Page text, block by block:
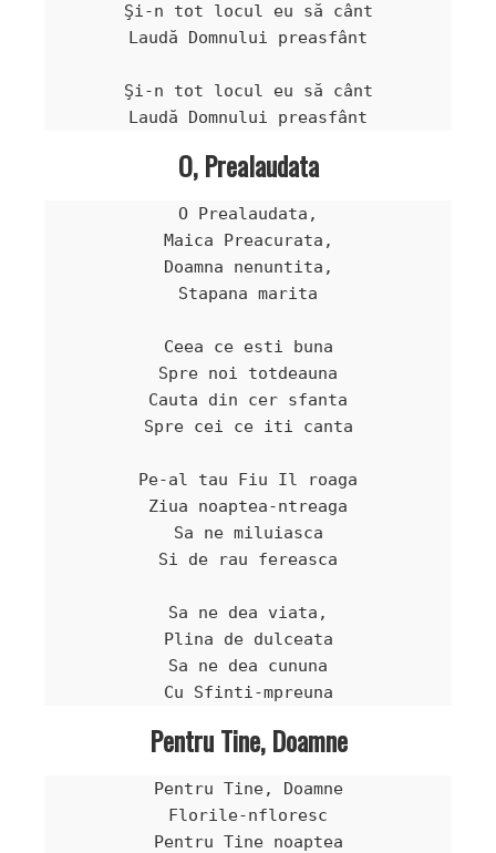
Şi-n tot locul eu să cânt
Laudă Domnului preasfânt
Şi-n tot locul eu să cânt
Laudă Domnului preasfânt
O, Prealaudata
O Prealaudata,
Maica Preacurata,
Doamna nenuntita,
Stapana marita
Ceea ce esti buna
Spre noi totdeauna
Cauta din cer sfanta
Spre cei ce iti canta
Pe-al tau Fiu Il roaga
Ziua noaptea-ntreaga
Sa ne miluiasca
Si de rau fereasca
Sa ne dea viata,
Plina de dulceata
Sa ne dea cununa
Pentru Tine, Doamne
Pentru Tine, Doamne
Florile-nfloresc
Pentru Tine noaptea